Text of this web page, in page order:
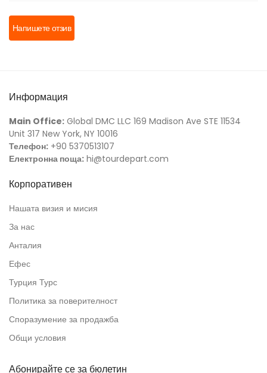
Напишете отзив
Информация
Main Office: Global DMC LLC 169 Madison Ave STE 11534
Unit 317 New York, NY 10016
Телефон: +90 5370513107
Електронна поща: hi@tourdepart.com
Корпоративен
Нашата визия и мисия
За нас
Анталия
Ефес
Турция Турс
Политика за поверителност
Споразумение за продажба
Общи условия
Абонирайте се за бюлетин